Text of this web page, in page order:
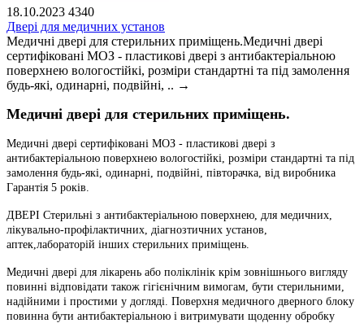
18.10.2023 4340
Двері для медичних установ
Медичні двері для стерильних приміщень.Медичні двері
сертифіковані МОЗ - пластикові двері з антибактеріальною
поверхнею вологостійкі, розміри стандартні та під замолення
будь-які, одинарні, подвійні, .. →
Медичні двері для стерильних приміщень.
Медичні двері сертифіковані МОЗ - пластикові двері з
антибактеріальною поверхнею вологостійкі, розміри стандартні та під
замолення будь-які, одинарні, подвійні, півторачка, від виробника
Гарантія 5 років.
ДВЕРІ Стерильні з антибактеріальною поверхнею, для медичних,
лікувально-профілактичних, діагнозтичних установ,
аптек,лабораторій інших стерильних приміщень.
Медичні двері для лікарень або поліклінік крім зовнішнього вигляду
повинні відповідати також гігієнічним вимогам, бути стерильними,
надійними і простими у догляді. Поверхня медичного дверного блоку
повинна бути антибактеріальною і витримувати щоденну обробку